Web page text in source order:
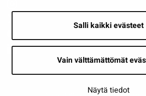
Salli kaikki evästeet
Vain välttämättömät
Näytä tiedot